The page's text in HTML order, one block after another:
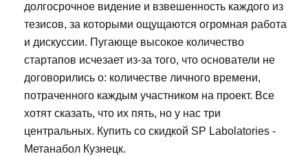
долгосрочное видение и взвешенность каждого из
тезисов, за которыми ощущаются огромная работа
и дискуссии. Пугающе высокое количество
стартапов исчезает из-за того, что основатели не
договорились о: количестве личного времени,
потраченного каждым участником на проект. Все
хотят сказать, что их пять, но у нас три
центральных. Купить со скидкой SP Labolatories -
Метанабол Кузнецк.